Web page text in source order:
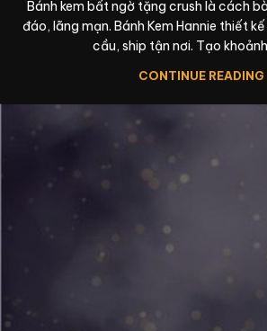
Bánh kem bất ngờ tặng crush là cách
đáo, lãng mạn. Bánh Kem Hannie thiết
cầu, ship tận nơi. Tạo
CONTINUE READING